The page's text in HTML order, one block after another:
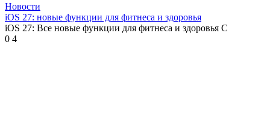
Новости
iOS 27: новые функции для фитнеса и здоровья
iOS 27: Все новые функции для фитнеса и здоровья С
0 4